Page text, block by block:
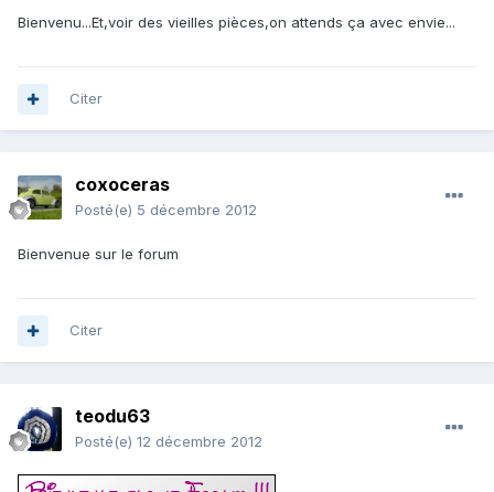
Bienvenu...Et,voir des vieilles pièces,on attends ça avec envie...
Citer
coxoceras
Posté(e) 5 décembre 2012
Bienvenue sur le forum
Citer
teodu63
Posté(e) 12 décembre 2012